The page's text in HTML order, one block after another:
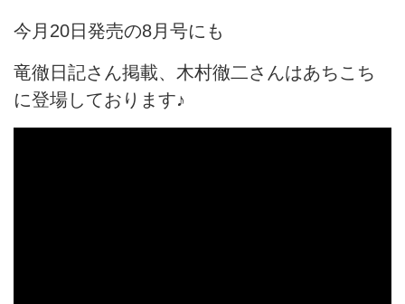
今月20日発売の8月号にも
竜徹日記さん掲載、木村徹二さんはあちこち
に登場しております♪